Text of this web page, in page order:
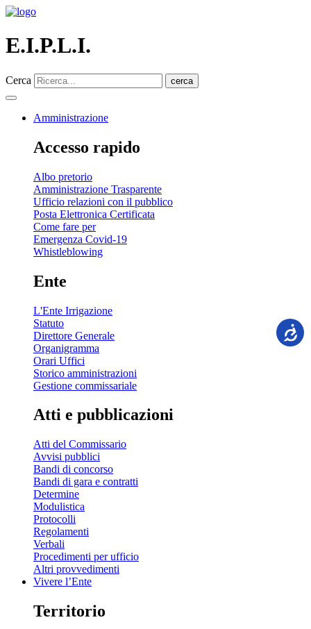
E.I.P.L.I.
Cerca cerca
Amministrazione
Accesso rapido
Albo pretorio
Amministrazione Trasparente
Ufficio relazioni con il pubblico
Posta Elettronica Certificata
Come fare per
Emergenza Covid-19
Whistleblowing
Ente
L'Ente Irrigazione
Statuto
Direttore Generale
Organigramma
Orari Uffici
Storico amministrazioni
Gestione commissariale
Atti e pubblicazioni
Atti del Commissario
Avvisi pubblici
Bandi di concorso
Bandi di gara e contratti
Determine
Modulistica
Protocolli
Regolamenti
Verbali
Procedimenti per ufficio
Altri provvedimenti
Vivere l’Ente
Territorio